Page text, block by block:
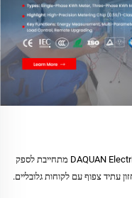
בהנחיית המטרה "גבוה יותר, טוב יותר, מקיף יותר", DAQUAN Electric מתחייבת לספק
עתיד צפוף עם לקוחות גלובליים.